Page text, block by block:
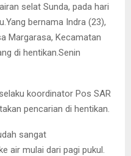
selat Sunda, pada hari
bernama Indra (23),
Margarasa, Kecamatan
di hentikan.Senin
koordinator Pos SAR
pencarian di hentikan.
sangat
air mulai dari pagi pukul.